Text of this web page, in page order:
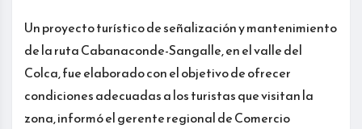
Un proyecto turístico de señalización y mantenimiento
de la ruta Cabanaconde-Sangalle, en el valle del
Colca, fue elaborado con el objetivo de ofrecer
condiciones adecuadas a los turistas que visitan la
zona, informó el gerente regional de Comercio